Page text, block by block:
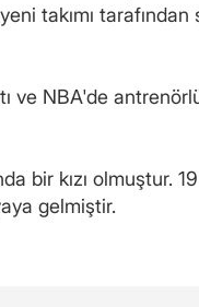
takımı tarafından
ve NBA'de
bir kızı olmuştur.
gelmiştir.